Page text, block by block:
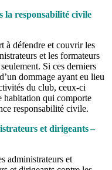
la responsabilité civile
à défendre et couvrir les
et les formateurs
Si ces derniers
dommage ayant eu lieu
du club, ceux-ci
habitation qui comporte
responsabilité civile.
et dirigeants –
administrateurs et